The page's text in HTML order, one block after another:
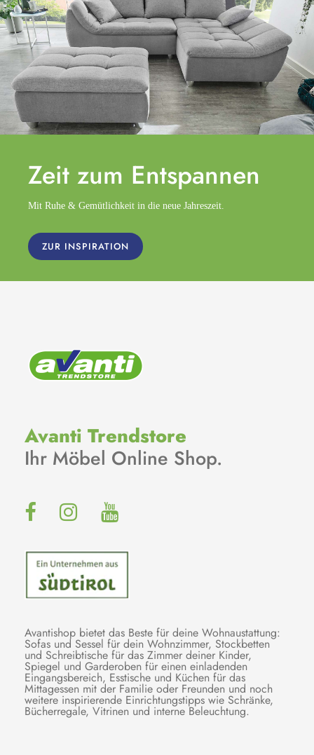
Zeit zum Entspannen
Mit Ruhe & Gemütlichkeit in die neue Jahreszeit.
ZUR INSPIRATION
Avanti Trendstore
Ihr Möbel Online Shop.
Avantishop bietet das Beste für deine Wohnaustattung:
Sofas und Sessel für dein Wohnzimmer, Stockbetten
und Schreibtische für das Zimmer deiner Kinder,
Spiegel und Garderoben für einen einladenden
Eingangsbereich, Esstische und Küchen für das
Mittagessen mit der Familie oder Freunden und noch
weitere inspirierende Einrichtungstipps wie Schränke,
Bücherregale, Vitrinen und interne Beleuchtung.